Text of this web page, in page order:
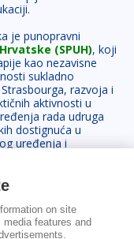
je punopravni
(SPUH), koji
kao nezavisne
sukladno
razvoja i
aktivnosti u
rada udruga
dostignuća u
uređenja i
su educirani u
od straneon site
features and